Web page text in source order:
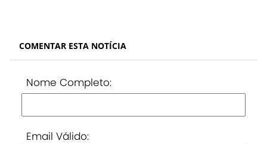
COMENTAR ESTA NOTÍCIA
Nome Completo:
Email Válido: